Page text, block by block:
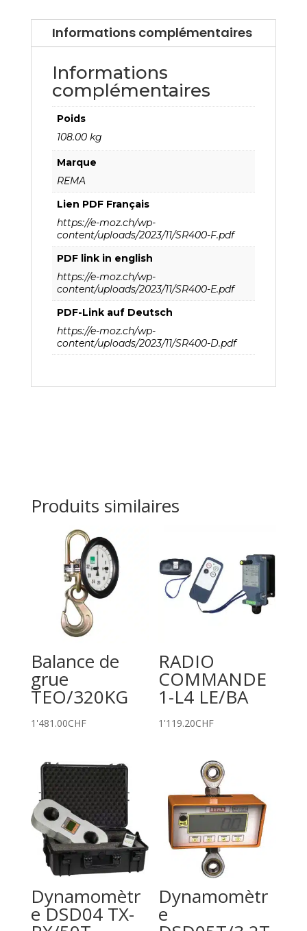
Informations complémentaires
Informations
complémentaires
Poids
108.00 kg
Marque
REMA
Lien PDF Français
https://e-moz.ch/wp-
content/uploads/2023/11/SR400-F.pdf
PDF link in english
https://e-moz.ch/wp-
content/uploads/2023/11/SR400-E.pdf
PDF-Link auf Deutsch
https://e-moz.ch/wp-
content/uploads/2023/11/SR400-D.pdf
Produits similaires
Balance de
grue
TEO/320KG
1'481.00CHF
RADIO
COMMANDE
1-L4 LE/BA
1'119.20CHF
Dynamomètr
e DSD04 TX-
Dynamomètr
e